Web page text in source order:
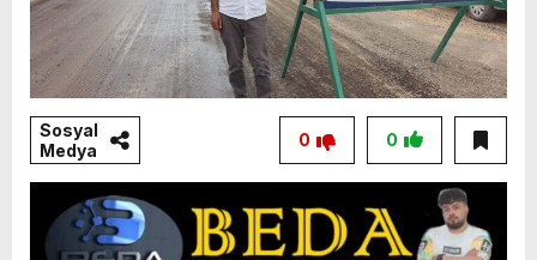
Sosyal
Medya
0
0